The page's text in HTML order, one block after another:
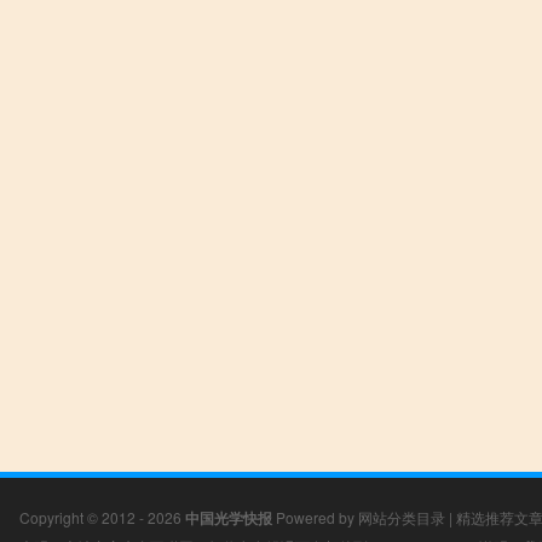
Copyright © 2012 - 2026 中国光学快报 Powered by 网站分类目录 | 精选推荐文章